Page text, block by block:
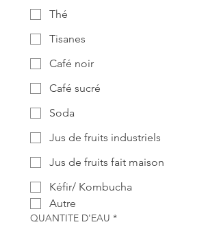
Thé
Tisanes
Café noir
Café sucré
Soda
Jus de fruits industriels
Jus de fruits fait maison
Kéfir/ Kombucha
Autre
QUANTITE D'EAU *